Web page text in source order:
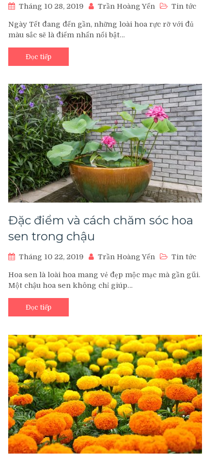
Tháng 10 28, 2019 Trần Hoàng Yến Tin tức
Ngày Tết đang đến gần, những loài hoa rực rỡ với đủ
màu sắc sẽ là điểm nhấn nổi bật…
Đọc tiếp
Đặc điểm và cách chăm sóc hoa
sen trong chậu
Tháng 10 22, 2019 Trần Hoàng Yến Tin tức
Hoa sen là loài hoa mang vẻ đẹp mộc mạc mà gần gũi.
Một chậu hoa sen không chỉ giúp…
Đọc tiếp